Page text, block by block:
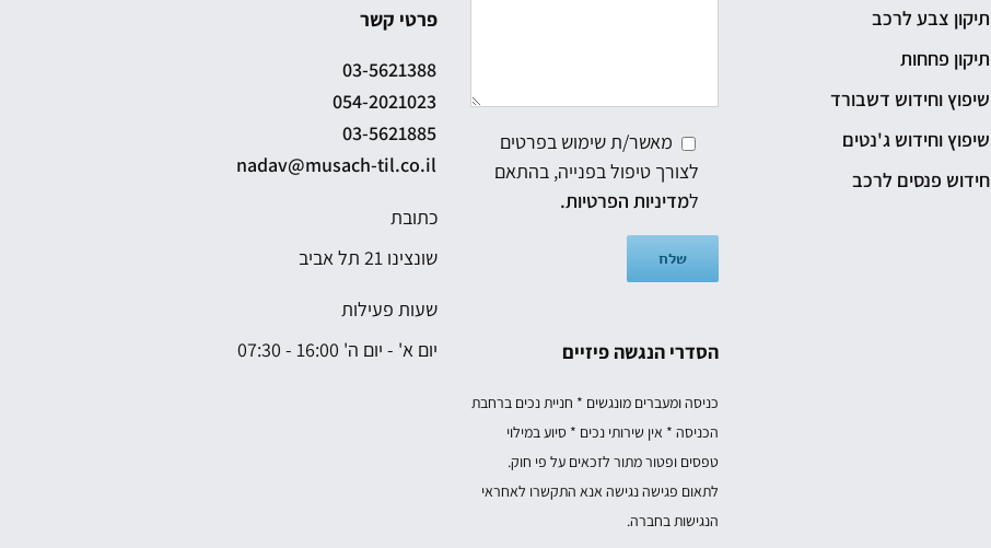
תיקון צבע לרכב
תיקון פחחות
שיפוץ וחידוש דשבורד
שיפוץ וחידוש ג'נטים
חידוש פנסים לרכב
מאשר/ת שימוש בפרטים
לצורך טיפול בפנייה, בהתאם
למדיניות הפרטיות.
הסדרי הנגשה פיזיים
כניסה ומעברים מונגשים * חניית נכים ברחבת
הכניסה * אין שירותי נכים * סיוע במילוי
טפסים ופטור מתור לזכאים על פי חוק.
לתאום פגישה נגישה אנא התקשרו לאחראי
הנגישות בחברה.
פרטי קשר
03-5621388
054-2021023
03-5621885
nadav@musach-til.co.il
כתובת
שונצינו 21 תל אביב
שעות פעילות
יום א' - יום ה' 16:00 - 07:30